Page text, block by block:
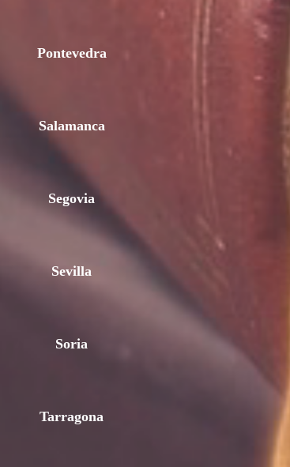
Pontevedra
Salamanca
Segovia
Sevilla
Soria
Tarragona